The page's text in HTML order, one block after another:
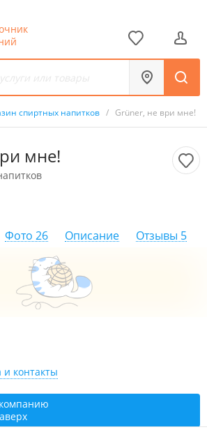
спиртных напитков / Grüner, не ври мне!
мне!
Фото 26 Описание Отзывы 5
Светланская, 33 стр. 2
и контакты